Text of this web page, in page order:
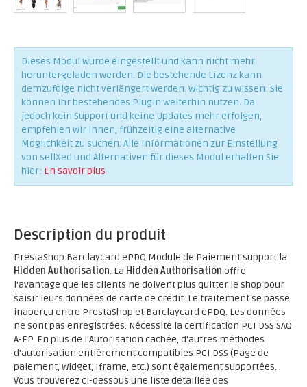
Dieses Modul wurde eingestellt und kann nicht mehr
heruntergeladen werden. Die bestehende Lizenz kann
demzufolge nicht verlängert werden. Wichtig zu wissen: Sie
können Ihr bestehendes Plugin weiterhin nutzen. Da
jedoch kein Support und keine Updates mehr erfolgen,
empfehlen wir Ihnen, frühzeitig eine alternative
Möglichkeit zu suchen. Alle Informationen zur Einstellung
von sellXed und Alternativen für dieses Modul erhalten Sie
hier: En savoir plus
Description du produit
PrestaShop Barclaycard ePDQ Module de Paiement support la
Hidden Authorisation. La Hidden Authorisation offre
l'avantage que les clients ne doivent plus quitter le shop pour
saisir leurs données de carte de crédit. Le traitement se passe
inaperçu entre PrestaShop et Barclaycard ePDQ. Les données
ne sont pas enregistrées. Nécessite la certification PCI DSS SAQ
A-EP. En plus de l'Autorisation cachée, d'autres méthodes
d'autorisation entièrement compatibles PCI DSS (Page de
paiement, Widget, Iframe, etc.) sont également supportées.
Vous trouverez ci-dessous une liste détaillée des